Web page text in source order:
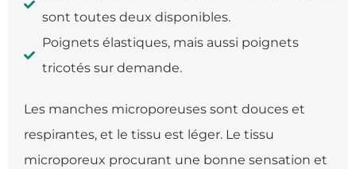
sont toutes deux disponibles.
Poignets élastiques, mais aussi poignets
tricotés sur demande.
Les manches microporeuses sont douces et
respirantes, et le tissu est léger. Le tissu
microporeux procurant une bonne sensation et